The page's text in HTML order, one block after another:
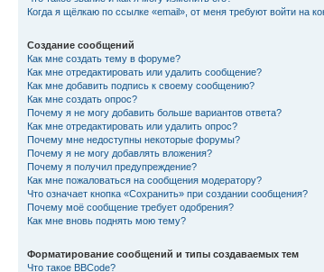
Когда я щёлкаю по ссылке «email», от меня требуют войти на
Создание сообщений
Как мне создать тему в форуме?
Как мне отредактировать или удалить сообщение?
Как мне добавить подпись к своему сообщению?
Как мне создать опрос?
Почему я не могу добавить больше вариантов ответа?
Как мне отредактировать или удалить опрос?
Почему мне недоступны некоторые форумы?
Почему я не могу добавлять вложения?
Почему я получил предупреждение?
Как мне пожаловаться на сообщения модератору?
Что означает кнопка «Сохранить» при создании сообщения?
Почему моё сообщение требует одобрения?
Как мне вновь поднять мою тему?
Форматирование сообщений и типы создаваемых тем
Что такое BBCode?